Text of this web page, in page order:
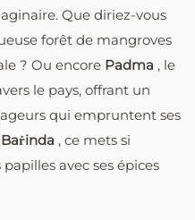
Que diriez-vous
forêt de mangroves
? Ou encore Padma , le
le pays, offrant un
qui empruntent ses
Baṙinda , ce mets si
avec ses épices